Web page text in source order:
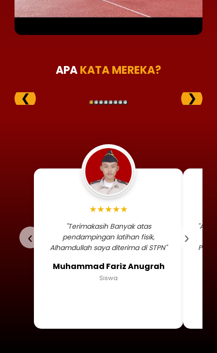
APAKATA MEREKA?
❮ ❯
‹
Foto profil siswa
★★★★★
"Terimakasih Banyak atas
pendampingan latihan fisik,
Alhamdullah saya diterima di STPN"
Muhammad Fariz Anugrah
Siswa
›